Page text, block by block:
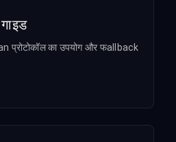
प्रोटोकॉल का उपयोग और फallback